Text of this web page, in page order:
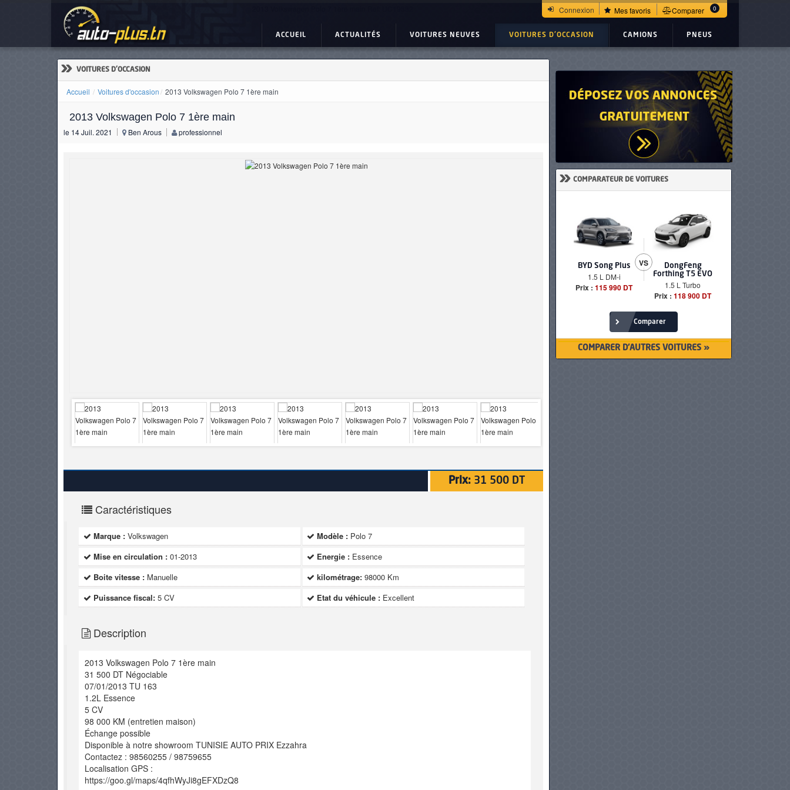
Connexion Mes favoris Comparer 0
ACCUEIL ACTUALITÉS VOITURES NEUVES VOITURES D'OCCASION CAMIONS PNEUS
» VOITURES D'OCCASION
Accueil Voitures d'occasion 2013 Volkswagen Polo 7 1ère main
2013 Volkswagen Polo 7 1ère main
le 14 Juil. 2021 Ben Arous professionnel
Prix: 31 500 DT
Caractéristiques
Marque : Volkswagen Modèle : Polo 7
Mise en circulation : 01-2013 Energie : Essence
Boite vitesse : Manuelle kilométrage: 98000 Km
Puissance fiscal: 5 CV Etat du véhicule : Excellent
Description
2013 Volkswagen Polo 7 1ère main
31 500 DT Négociable
07/01/2013 TU 163
1.2L Essence
5 CV
98 000 KM (entretien maison)
Échange possible
Disponible à notre showroom TUNISIE AUTO PRIX Ezzahra
Contactez : 98560255 / 98759655
Localisation GPS :
https://goo.gl/maps/4qfhWyJi8gEFXDzQ8
» COMPARATEUR DE VOITURES
BYD Song Plus
1.5 L DM-i
Prix : 115 990 DT
VS
DongFeng
Forthing T5 EVO
1.5 L Turbo
Prix : 118 900 DT
Comparer
COMPARER D'AUTRES VOITURES »
ACTUALITÉS